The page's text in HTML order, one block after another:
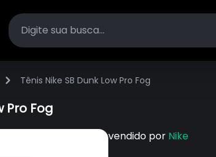
Tênis Nike SB Dunk Low Pro Fog
Pro Fog
vendido por Nike